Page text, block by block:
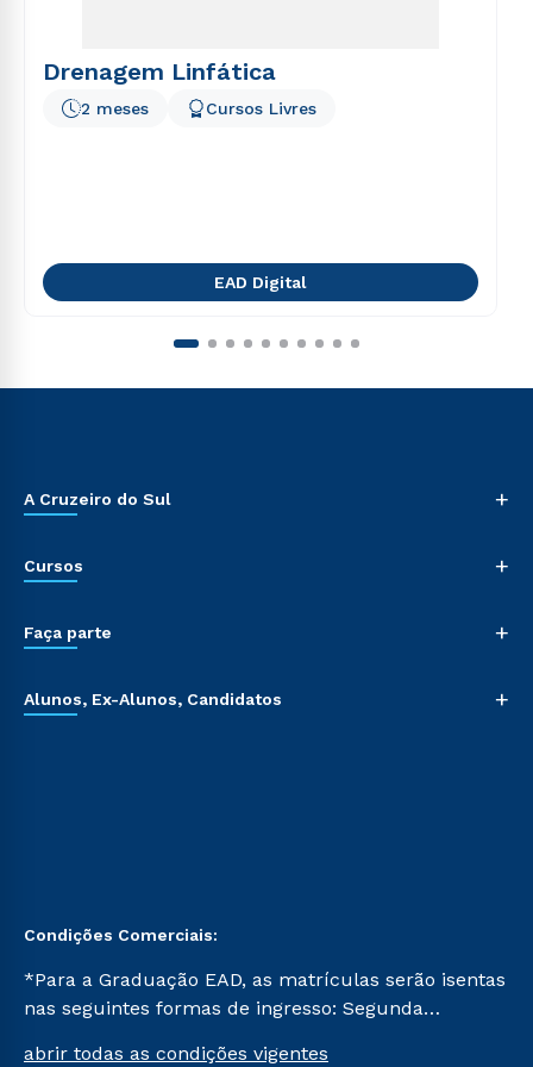
Drenagem Linfática
2 meses Cursos Livres
EAD Digital
A Cruzeiro do Sul +
Cursos +
Faça parte +
Alunos, Ex-Alunos, Candidatos +
Condições Comerciais:
*Para a Graduação EAD, as matrículas serão isentas
nas seguintes formas de ingresso: Segunda
abrir todas as condições vigentes